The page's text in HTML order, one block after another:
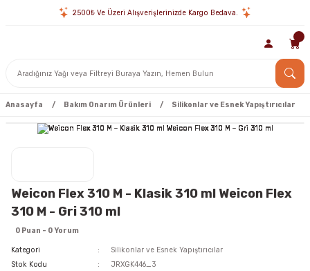
2500₺ Ve Üzeri Alışverişlerinizde Kargo Bedava.
Anasayfa Bakım Onarım Ürünleri Silikonlar ve Esnek Yapıştırıcılar
Weicon Flex 310 M - Klasik 310 ml Weicon Flex
310 M - Gri 310 ml
0 Puan - 0 Yorum
Kategori
Silikonlar ve Esnek Yapıştırıcılar
Stok Kodu
JRXGK446_3